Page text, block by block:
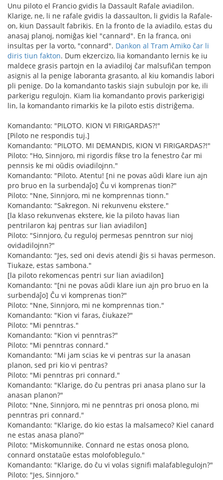
Unu piloto el Francio gvidis la Dassault Rafale aviadilon.
Klarige, ne, li ne rafale gvidis la dassaulton, li gvidis la Rafale-
on, kiun Dassault fabrikis. En la fronto de la aviadilo, estas du
anasaj planoj, nomiĝas kiel "cannard". En la franca, oni
insultas per la vorto, "connard". Dankon al Tram Amiko ĉar li
diris tiun fakton. Dum ekzercizo, lia komandanto lernis ke iu
maldece grasis partojn en la aviadiloj ĉar malsufiĉan tempon
asignis al la penige laboranta grasanto, al kiu komandis labori
pli penige. Do la komandanto taskis siajn subulojn por ke, ili
parkerigu regulojn. Kiam lia komandanto provis parkerigigi
lin, la komandanto rimarkis ke la piloto estis distriĝema.
Komandanto: "PILOTO. KION VI FIRIGARDAS?!"
[Piloto ne respondis tuj.]
Komandanto: "PILOTO. MI DEMANDIS, KION VI FIRIGARDAS?!"
Piloto: "Ho, Sinnjoro, mi rigordis fikse tro la fenestro ĉar mi
pennsis ke mi oŭdis oviadilojnn."
Komandanto: "Piloto. Atentu! [ni ne povas aŭdi klare iun ajn
pro bruo en la surbendaĵo] Ĉu vi komprenas tion?"
Piloto: "Nne, Sinnjoro, mi ne komprennas tionn."
Komandanto: "Sakregon. Ni rekunvenu ekstere."
[la klaso rekunvenas ekstere, kie la piloto havas lian
pentrilaron kaj pentras sur lian aviadilon]
Piloto: "Sinnjoro, ĉu reguloj permesas penntron sur nioj
ovidadilojnn?"
Komandanto: "Jes, sed oni devis atendi ĝis si havas permeson.
Tiukaze, estas sambona."
[la piloto rekomencas pentri sur lian aviadilon]
Komandanto: "[ni ne povas aŭdi klare iun ajn pro bruo en la
surbendaĵo] Ĉu vi komprenas tion?"
Piloto: "Nne, Sinnjoro, mi ne komprennas tion."
Komandanto: "Kion vi faras, ĉiukaze?"
Piloto: "Mi penntras."
Komandanto: "Kion vi penntras?"
Piloto: "Mi penntras connard."
Komandanto: "Mi jam scias ke vi pentras sur la anasan
planon, sed pri kio vi pentras?
Piloto: "Mi penntras pri connard."
Komandanto: "Klarige, do ĉu pentras pri anasa plano sur la
anasan planon?"
Piloto: "Nne, Sinnjoro, mi ne penntras pri onosa plono, mi
penntras pri connard."
Komandanto: "Klarige, do kio estas la malsameco? Kiel canard
ne estas anasa plano?"
Piloto: "Miskomunnike. Connard ne estas onosa plono,
connard onstataŭe estas molofoblegulo."
Komandanto: "Klarige, do ĉu vi volas signifi malafablegulojn?"
Piloto: "Jes, Sinnjoro."